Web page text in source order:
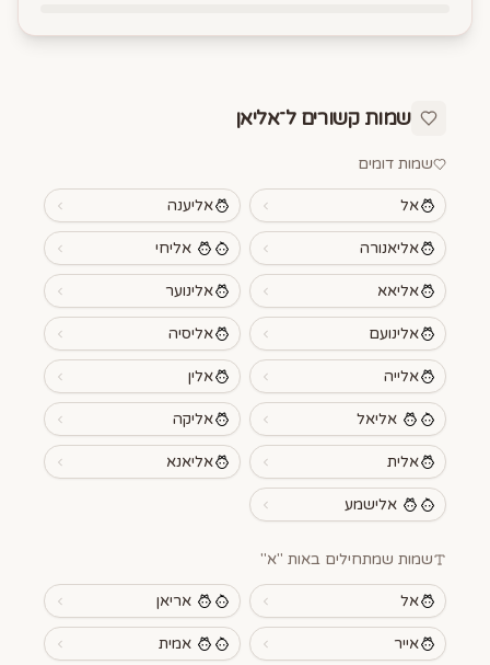
שמות קשורים ל־אליאן
שמות דומים
אל אליענה
אליאנורה אליחי
אליאא אלינוער
אלינועם אליסיה
אלייה אלין
אליאל אליקה
אלית אליאנא
אלישמע
שמות שמתחילים באות "א"
אל אריאן
אייר אמית